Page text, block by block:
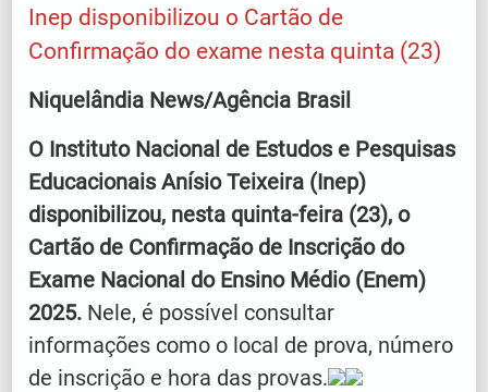
Inep disponibilizou o Cartão de
Confirmação do exame nesta quinta (23)
Niquelândia News/Agência Brasil
O Instituto Nacional de Estudos e Pesquisas
Educacionais Anísio Teixeira (Inep)
disponibilizou, nesta quinta-feira (23), o
Cartão de Confirmação de Inscrição do
Exame Nacional do Ensino Médio (Enem)
2025. Nele, é possível consultar
informações como o local de prova, número
de inscrição e hora das provas.